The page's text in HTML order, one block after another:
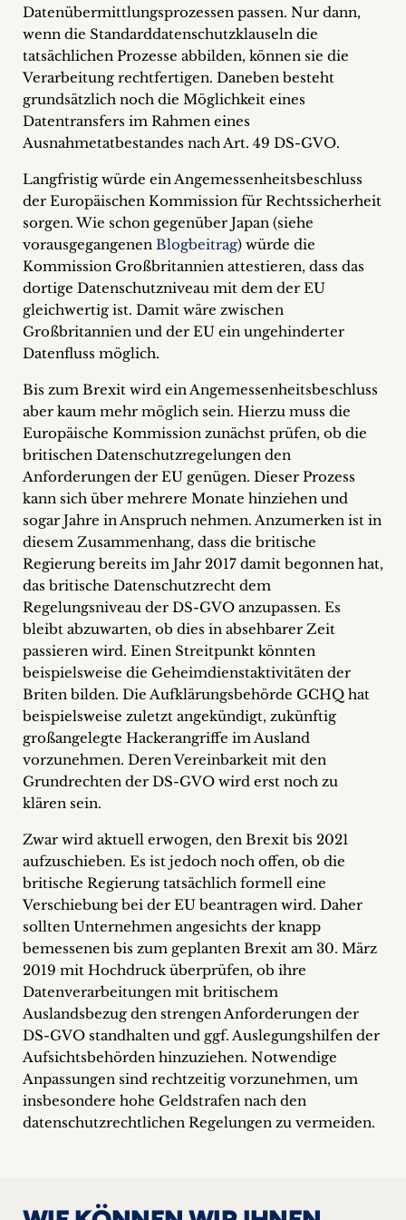
Datenübermittlungsprozessen passen. Nur dann,
wenn die Standarddatenschutzklauseln die
tatsächlichen Prozesse abbilden, können sie die
Verarbeitung rechtfertigen. Daneben besteht
grundsätzlich noch die Möglichkeit eines
Datentransfers im Rahmen eines
Ausnahmetatbestandes nach Art. 49 DS-GVO.
Langfristig würde ein Angemessenheitsbeschluss
der Europäischen Kommission für Rechtssicherheit
sorgen. Wie schon gegenüber Japan (siehe
vorausgegangenen Blogbeitrag) würde die
Kommission Großbritannien attestieren, dass das
dortige Datenschutzniveau mit dem der EU
gleichwertig ist. Damit wäre zwischen
Großbritannien und der EU ein ungehinderter
Datenfluss möglich.
Bis zum Brexit wird ein Angemessenheitsbeschluss
aber kaum mehr möglich sein. Hierzu muss die
Europäische Kommission zunächst prüfen, ob die
britischen Datenschutzregelungen den
Anforderungen der EU genügen. Dieser Prozess
kann sich über mehrere Monate hinziehen und
sogar Jahre in Anspruch nehmen. Anzumerken ist in
diesem Zusammenhang, dass die britische
Regierung bereits im Jahr 2017 damit begonnen hat,
das britische Datenschutzrecht dem
Regelungsniveau der DS-GVO anzupassen. Es
bleibt abzuwarten, ob dies in absehbarer Zeit
passieren wird. Einen Streitpunkt könnten
beispielsweise die Geheimdienstaktivitäten der
Briten bilden. Die Aufklärungsbehörde GCHQ hat
beispielsweise zuletzt angekündigt, zukünftig
großangelegte Hackerangriffe im Ausland
vorzunehmen. Deren Vereinbarkeit mit den
Grundrechten der DS-GVO wird erst noch zu
klären sein.
Zwar wird aktuell erwogen, den Brexit bis 2021
aufzuschieben. Es ist jedoch noch offen, ob die
britische Regierung tatsächlich formell eine
Verschiebung bei der EU beantragen wird. Daher
sollten Unternehmen angesichts der knapp
bemessenen bis zum geplanten Brexit am 30. März
2019 mit Hochdruck überprüfen, ob ihre
Datenverarbeitungen mit britischem
Auslandsbezug den strengen Anforderungen der
DS-GVO standhalten und ggf. Auslegungshilfen der
Aufsichtsbehörden hinzuziehen. Notwendige
Anpassungen sind rechtzeitig vorzunehmen, um
insbesondere hohe Geldstrafen nach den
datenschutzrechtlichen Regelungen zu vermeiden.